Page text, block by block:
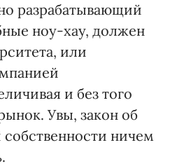
разрабатывающий
ноу-хау, должен
или
и без того
Увы, закон об
собственности ничем